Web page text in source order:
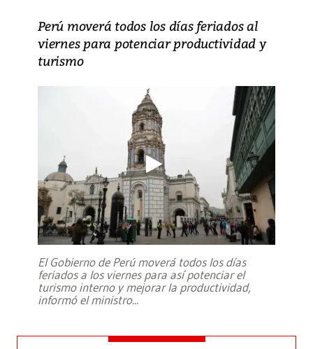
Perú moverá todos los días feriados al
viernes para potenciar productividad y
turismo
El Gobierno de Perú moverá todos los días
feriados a los viernes para así potenciar el
turismo interno y mejorar la productividad,
informó el ministro...